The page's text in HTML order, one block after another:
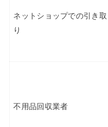
ネットショップでの引き取
り
不用品回収業者